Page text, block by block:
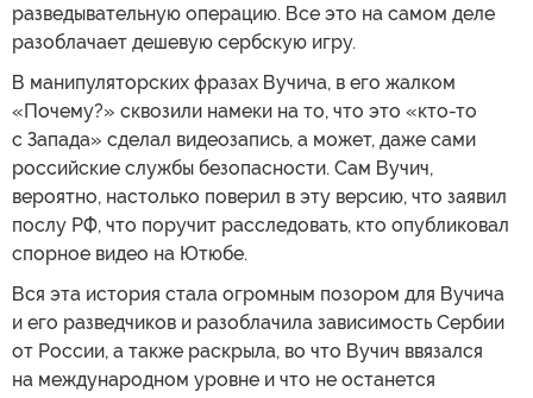
разведывательную операцию. Все это на самом деле
разоблачает дешевую сербскую игру.
В манипуляторских фразах Вучича, в его жалком
«Почему?» сквозили намеки на то, что это «кто-то
с Запада» сделал видеозапись, а может, даже сами
российские службы безопасности. Сам Вучич,
вероятно, настолько поверил в эту версию, что заявил
послу РФ, что поручит расследовать, кто опубликовал
спорное видео на Ютюбе.
Вся эта история стала огромным позором для Вучича
и его разведчиков и разоблачила зависимость Сербии
от России, а также раскрыла, во что Вучич ввязался
на международном уровне и что не останется